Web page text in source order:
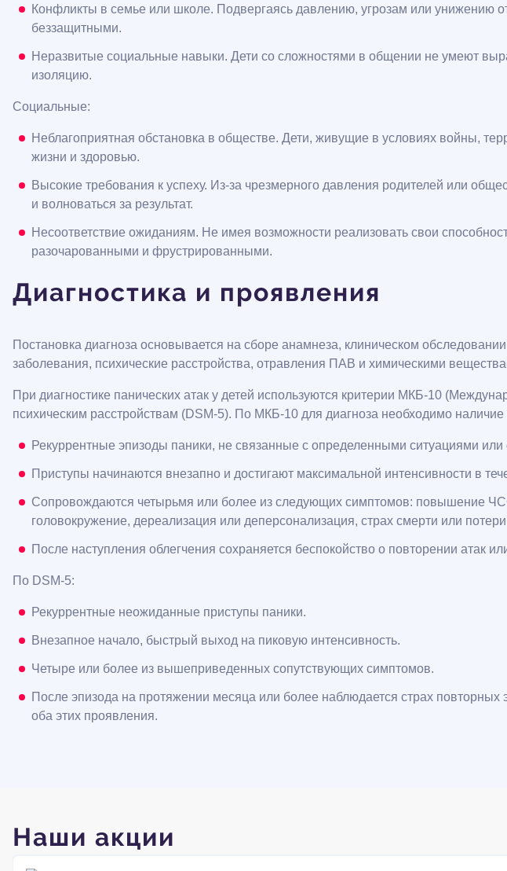
Конфликты в семье или школе. Подвергаясь давлению, угрозам или унижению
беззащитными.
Неразвитые социальные навыки. Дети со сложностями в общении не умеют
изоляцию.
Социальные:
Неблагоприятная обстановка в обществе. Дети, живущие в условиях войны,
жизни и здоровью.
Высокие требования к успеху. Из-за чрезмерного давления родителей или
и волноваться за результат.
Несоответствие ожиданиям. Не имея возможности реализовать свои
разочарованными и фрустрированными.
Диагностика и проявления
Постановка диагноза основывается на сборе анамнеза, клиническом
заболевания, психические расстройства, отравления ПАВ и химическими
При диагностике панических атак у детей используются критерии МКБ-10
психическим расстройствам (DSM-5). По МКБ-10 для диагноза необходимо наличие
Рекуррентные эпизоды паники, не связанные с определенными ситуациями или
Приступы начинаются внезапно и достигают максимальной интенсивности в
Сопровождаются четырьмя или более из следующих симптомов: повышение
головокружение, дереализация или деперсонализация, страх смерти или
После наступления облегчения сохраняется беспокойство о повторении атак
По DSM-5:
Рекуррентные неожиданные приступы паники.
Внезапное начало, быстрый выход на пиковую интенсивность.
Четыре или более из вышеприведенных сопутствующих симптомов.
После эпизода на протяжении месяца или более наблюдается страх
оба этих проявления.
Наши акции